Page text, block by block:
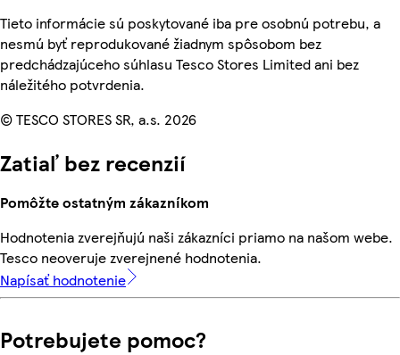
Tieto informácie sú poskytované iba pre osobnú potrebu, a
nesmú byť reprodukované žiadnym spôsobom bez
predchádzajúceho súhlasu Tesco Stores Limited ani bez
náležitého potvrdenia.
© TESCO STORES SR, a.s. 2026
Zatiaľ bez recenzií
Pomôžte ostatným zákazníkom
Hodnotenia zverejňujú naši zákazníci priamo na našom webe.
Tesco neoveruje zverejnené hodnotenia.
Napísať hodnotenie
Potrebujete pomoc?